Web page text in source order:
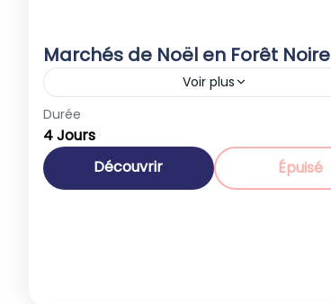
Marchés de Noël en Forêt Noire
Voir plus
Allemagne
1-40 People
Durée
4 Jours
Découvrir Épuisé